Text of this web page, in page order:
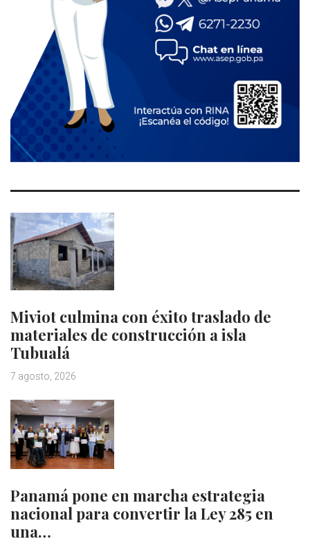
Miviot culmina con éxito traslado de
materiales de construcción a isla
Tubualá
7 agosto, 2026
Panamá pone en marcha estrategia
nacional para convertir la Ley 285 en
una…